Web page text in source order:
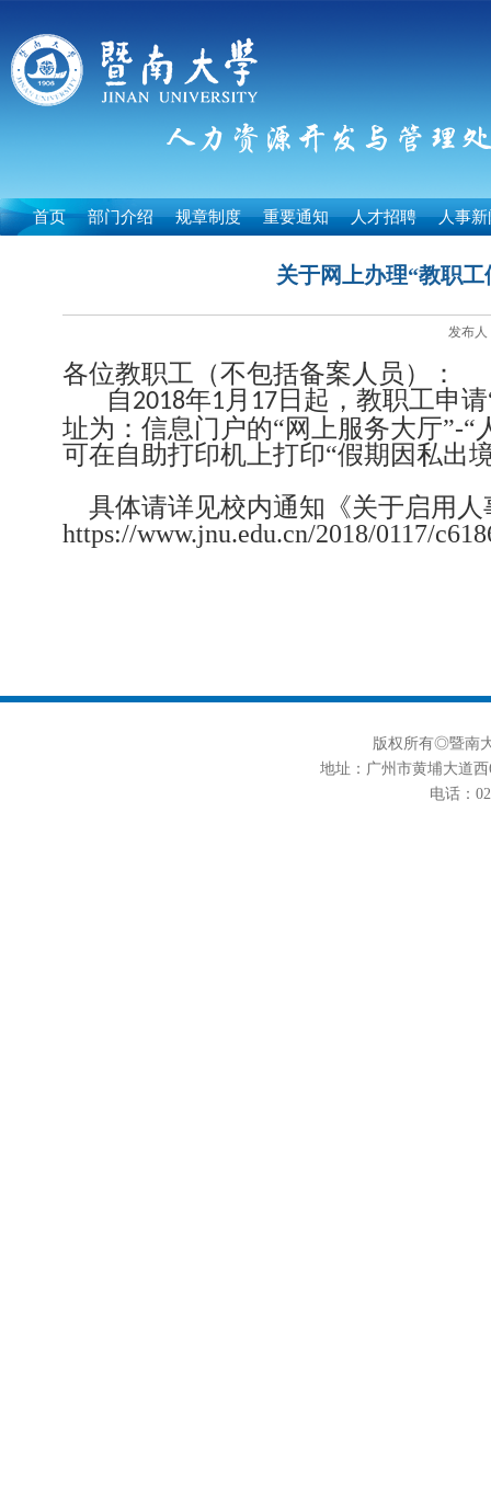
首页 部门介绍 规章制度 重要通知 人才招聘 人事新
关于网上办理“教职
发布
各位教职工（不包括备案人员）：
自 2018年1 月 17 日起，教职工申
址为：信息门户的“网上服务大厅”-“
可在自助打印机上打印“假期因私出
具体请详见校内通知《关于启用
https://www.jnu.edu.cn/2018/0117/
版权所有◎暨南
地址：广州市黄埔大道
电话：